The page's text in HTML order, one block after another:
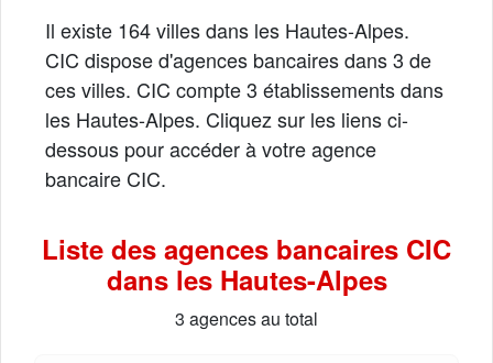
Il existe 164 villes dans les Hautes-Alpes.
CIC dispose d'agences bancaires dans 3 de
ces villes. CIC compte 3 établissements dans
les Hautes-Alpes. Cliquez sur les liens ci-
dessous pour accéder à votre agence
bancaire CIC.
Liste des agences bancaires CIC
dans les Hautes-Alpes
3 agences au total